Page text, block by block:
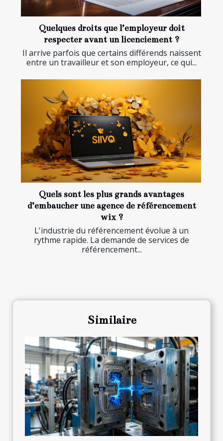
Quelques droits que l’employeur doit
respecter avant un licenciement ?
Il arrive parfois que certains différends naissent
entre un travailleur et son employeur, ce qui...
Quels sont les plus grands avantages
d’embaucher une agence de référencement
wix ?
L'industrie du référencement évolue à un
rythme rapide. La demande de services de
référencement...
Similaire